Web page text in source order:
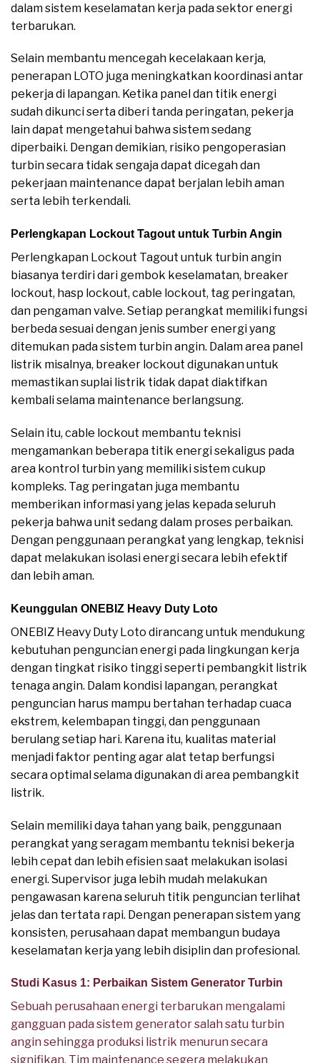
dalam sistem keselamatan kerja pada sektor energi
terbarukan.
Selain membantu mencegah kecelakaan kerja,
penerapan LOTO juga meningkatkan koordinasi antar
pekerja di lapangan. Ketika panel dan titik energi
sudah dikunci serta diberi tanda peringatan, pekerja
lain dapat mengetahui bahwa sistem sedang
diperbaiki. Dengan demikian, risiko pengoperasian
turbin secara tidak sengaja dapat dicegah dan
pekerjaan maintenance dapat berjalan lebih aman
serta lebih terkendali.
Perlengkapan Lockout Tagout untuk Turbin Angin
Perlengkapan Lockout Tagout untuk turbin angin
biasanya terdiri dari gembok keselamatan, breaker
lockout, hasp lockout, cable lockout, tag peringatan,
dan pengaman valve. Setiap perangkat memiliki fungsi
berbeda sesuai dengan jenis sumber energi yang
ditemukan pada sistem turbin angin. Dalam area panel
listrik misalnya, breaker lockout digunakan untuk
memastikan suplai listrik tidak dapat diaktifkan
kembali selama maintenance berlangsung.
Selain itu, cable lockout membantu teknisi
mengamankan beberapa titik energi sekaligus pada
area kontrol turbin yang memiliki sistem cukup
kompleks. Tag peringatan juga membantu
memberikan informasi yang jelas kepada seluruh
pekerja bahwa unit sedang dalam proses perbaikan.
Dengan penggunaan perangkat yang lengkap, teknisi
dapat melakukan isolasi energi secara lebih efektif
dan lebih aman.
Keunggulan ONEBIZ Heavy Duty Loto
ONEBIZ Heavy Duty Loto dirancang untuk mendukung
kebutuhan penguncian energi pada lingkungan kerja
dengan tingkat risiko tinggi seperti pembangkit listrik
tenaga angin. Dalam kondisi lapangan, perangkat
penguncian harus mampu bertahan terhadap cuaca
ekstrem, kelembapan tinggi, dan penggunaan
berulang setiap hari. Karena itu, kualitas material
menjadi faktor penting agar alat tetap berfungsi
secara optimal selama digunakan di area pembangkit
listrik.
Selain memiliki daya tahan yang baik, penggunaan
perangkat yang seragam membantu teknisi bekerja
lebih cepat dan lebih efisien saat melakukan isolasi
energi. Supervisor juga lebih mudah melakukan
pengawasan karena seluruh titik penguncian terlihat
jelas dan tertata rapi. Dengan penerapan sistem yang
konsisten, perusahaan dapat membangun budaya
keselamatan kerja yang lebih disiplin dan profesional.
Studi Kasus 1: Perbaikan Sistem Generator Turbin
Sebuah perusahaan energi terbarukan mengalami
gangguan pada sistem generator salah satu turbin
angin sehingga produksi listrik menurun secara
signifikan. Tim maintenance segera melakukan